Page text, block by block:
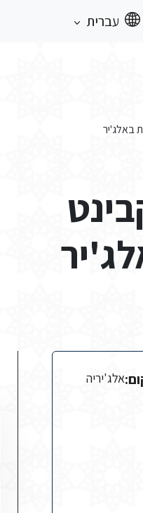
עברית
אלג'יריה